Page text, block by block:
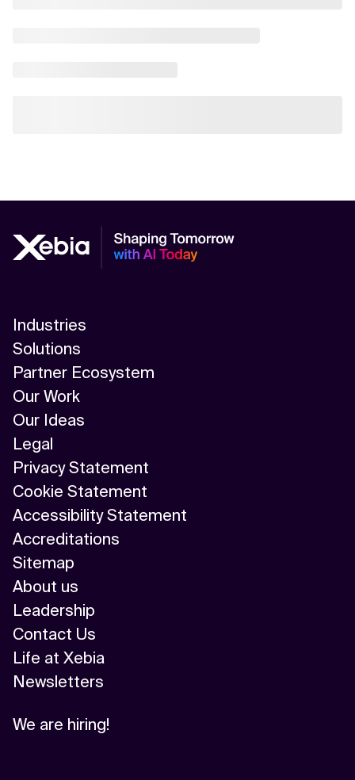
Industries
Solutions
Partner Ecosystem
Our Work
Our Ideas
Legal
Privacy Statement
Cookie Statement
Accessibility Statement
Accreditations
Sitemap
About us
Leadership
Contact Us
Life at Xebia
Newsletters
We are hiring!